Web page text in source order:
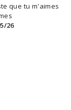
que tu m'aimes
26